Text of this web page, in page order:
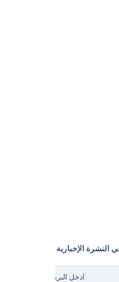
الإخبارية !📩